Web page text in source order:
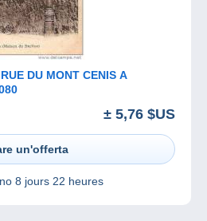
DU MONT CENIS A
± 5,76 $US
un'offerta
8 jours 22 heures